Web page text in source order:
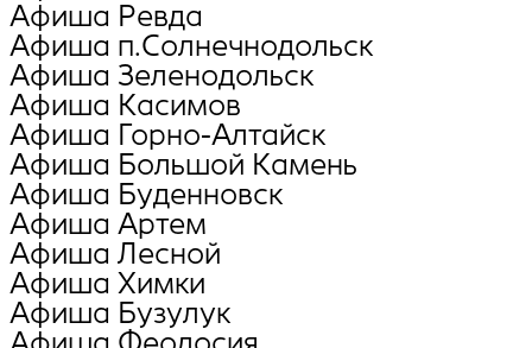
Афиша Ревда
Афиша п.Солнечнодольск
Афиша Зеленодольск
Афиша Касимов
Афиша Горно-Алтайск
Афиша Большой Камень
Афиша Буденновск
Афиша Артем
Афиша Лесной
Афиша Химки
Афиша Бузулук